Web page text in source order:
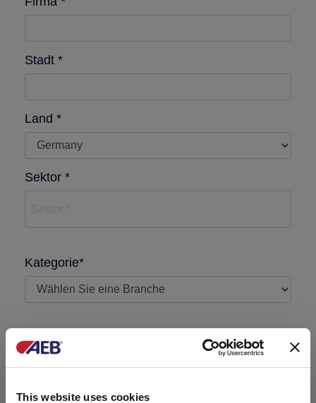
This website uses cookies
Stadt *
Land *
Sektor *
Kategorie*
Nachricht benötigt